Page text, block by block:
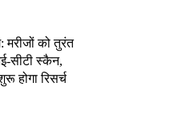
को तुरंत
सीटी स्कैन,
होगा रिसर्च